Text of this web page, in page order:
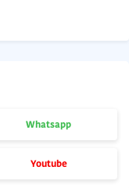
Whatsapp
Youtube